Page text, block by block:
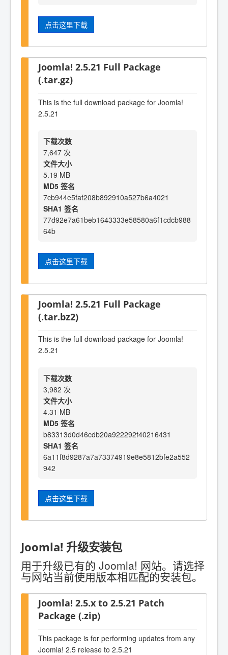
点击这里下载
Joomla! 2.5.21 Full Package
(.tar.gz)
This is the full download package for Joomla!
2.5.21
下载次数
7,647 次
文件大小
5.19 MB
MD5 签名
7cb944e5faf208b892910a527b6a4021
SHA1 签名
77d92e7a61beb1643333e58580a6f1cdcb988
64b
点击这里下载
Joomla! 2.5.21 Full Package
(.tar.bz2)
This is the full download package for Joomla!
2.5.21
下载次数
3,982 次
文件大小
4.31 MB
MD5 签名
b83313d0d46cdb20a922292f40216431
SHA1 签名
6a11f8d9287a7a73374919e8e5812bfe2a552
942
点击这里下载
Joomla! 升级安装包
用于升级已有的 Joomla! 网站。请选择
与网站当前使用版本相匹配的安装包。
Joomla! 2.5.x to 2.5.21 Patch
Package (.zip)
This package is for performing updates from any
Joomla! 2.5 release to 2.5.21